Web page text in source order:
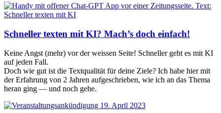
Schneller texten mit KI? Mach’s doch einfach!
Kei­ne Angst (mehr) vor der weis­sen Sei­te! Schnel­ler geht es mit KI
auf jeden Fall.
Doch wie gut ist die Text­qua­li­tät für dei­ne Zie­le? Ich habe hier mit
der Erfah­rung von 2 Jah­ren auf­ge­schrie­ben, wie ich an das The­ma
her­an ging — und noch gehe.